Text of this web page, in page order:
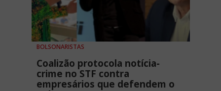
BOLSONARISTAS
Coalizão protocola notícia-
crime no STF contra
empresários que defendem o